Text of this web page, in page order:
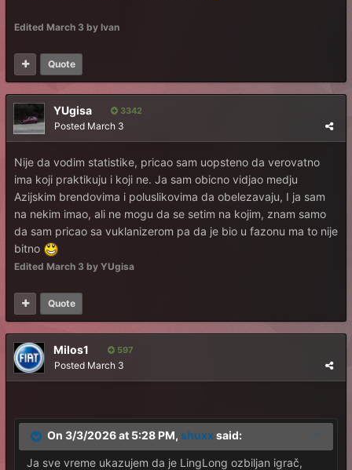
Edited March 3 by Ivan
Quote
YUgisa 3342
Posted March 3
Nije da vodim statistike, pricao sam uopsteno da verovatno
ima koji praktikuju i koji ne. Ja sam obicno vidjao medju
Azijskim brendovima i poluslikovima da obelezavaju, I ja sam
na nekim imao, ali ne mogu da se setim na kojim, znam samo
da sam pricao sa vuklanizerom pa da je bio u fazonu ma to nije
bitno
Edited March 3 by YUgisa
Quote
Milos1 597
Posted March 3
On 3/3/2026 at 5:28 PM, shuxx said:
Ja sve vreme ukazujem da je LingLong ozbiljan igrač,